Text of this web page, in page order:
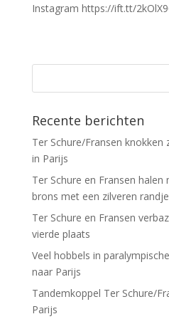
Instagram https://ift.tt/
Recente berichten
Ter Schure/Fransen knokken
in Parijs
Ter Schure en Fransen halen
brons met een zilveren
Ter Schure en Fransen
vierde plaats
Veel hobbels in
naar Parijs
Tandemkoppel Ter Schure/
Parijs